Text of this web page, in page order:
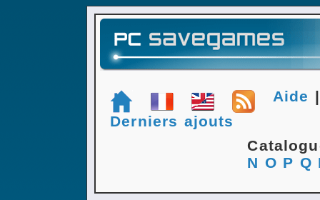
Aide
Derniers ajouts
N O P Q